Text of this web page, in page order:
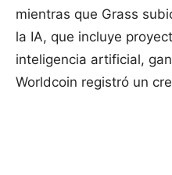
mientras que Grass
la IA, que incluye
inteligencia artificial,
Worldcoin registró un